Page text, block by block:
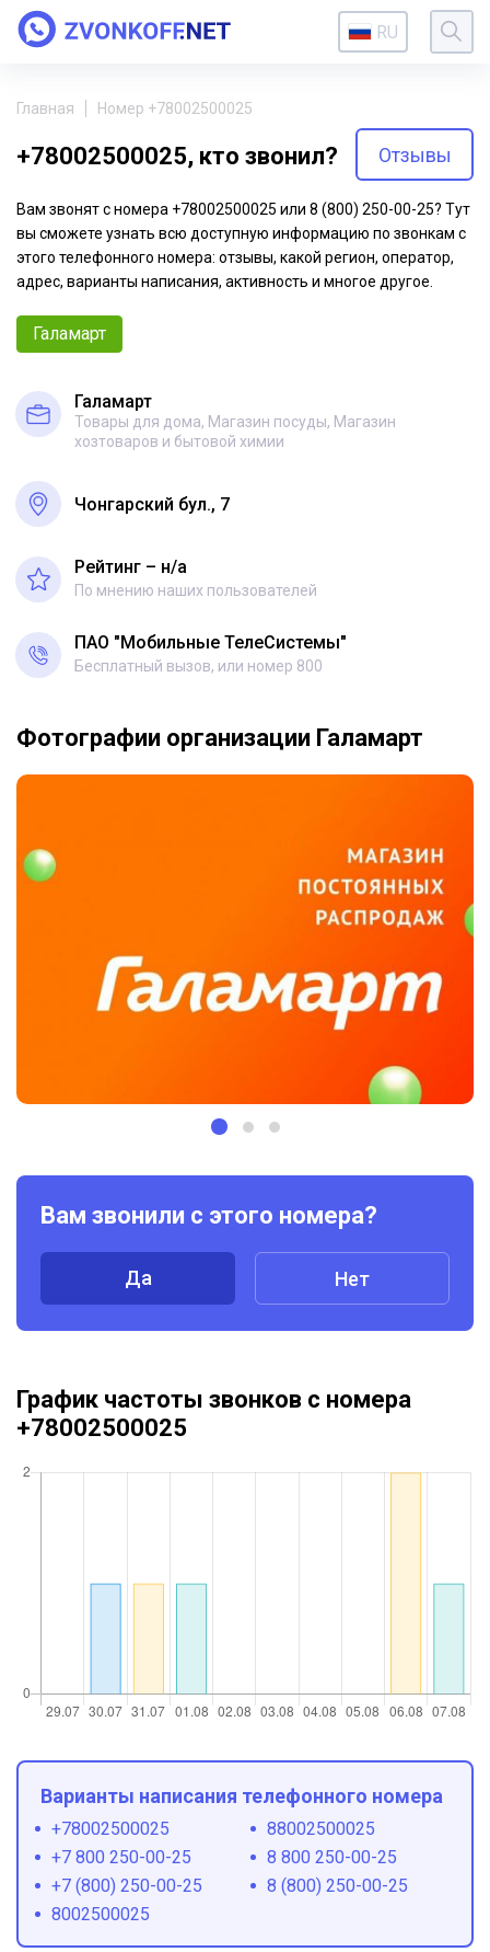
RU
Главная Номер +78002500025
+78002500025, кто звонил? Отзывы
Вам звонят с номера +78002500025 или 8 (800) 250-00-25? Тут
вы сможете узнать всю доступную информацию по звонкам с
этого телефонного номера: отзывы, какой регион, оператор,
адрес, варианты написания, активность и многое другое.
Галамарт
Галамарт
Товары для дома, Магазин посуды, Магазин
хозтоваров и бытовой химии
Чонгарский бул., 7
Рейтинг – н/a
По мнению наших пользователей
ПАО "Мобильные ТелеСистемы"
Бесплатный вызов, или номер 800
Фотографии организации Галамарт
Вам звонили с этого номера?
Да Нет
График частоты звонков с номера
+78002500025
Варианты написания телефонного номера
+78002500025
88002500025
+7 800 250-00-25
8 800 250-00-25
+7 (800) 250-00-25
8 (800) 250-00-25
8002500025